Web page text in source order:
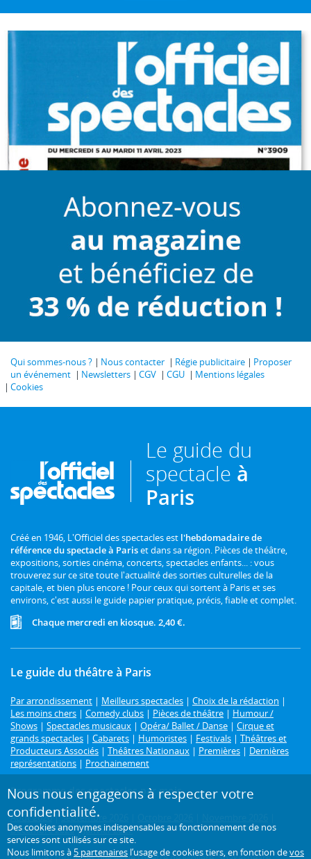
Qui sommes-nous ? Nous contacter Régie publicitaire
Proposer
un événement
Newsletters CGV CGU
Mentions légales
Cookies
Le guide du
spectacle à
Paris
Créé en 1946, L'Officiel des spectacles est l'hebdomadaire de
référence du spectacle à Pariset dans sa région. Pièces de théâtre,
expositions, sorties cinéma, concerts, spectacles enfants... : vous
trouverez sur ce site toute l'actualité des sorties culturelles de la
capitale, et bien plus encore ! Pour ceux qui sortent à Paris et ses
environs, c'est aussi le guide papier pratique, précis, fiable et complet.
Chaque mercredi en kiosque. 2,40 €.
Le guide du théâtre à Paris
Par arrondissement | Meilleurs spectacles | Choix de la rédaction |
Les moins chers | Comedy clubs | Pièces de théâtre | Humour /
Shows | Spectacles musicaux | Opéra/ Ballet / Danse | Cirque et
grands spectacles | Cabarets | Humoristes | Festivals | Théâtres et
Producteurs Associés | Théâtres Nationaux | Premières | Dernières
représentations | Prochainement
Programme des spectacles par mois
Août 2026|Septembre 2026
Décembre 2026|Janvier 2027
Nous nous engageons à respecter votre
confidentialité.
Des cookies anonymes indispensables au fonctionnement de nos
services sont utilisés sur ce site.
Nous limitons à 5 partenaires l’usage de cookies tiers, en fonction devos